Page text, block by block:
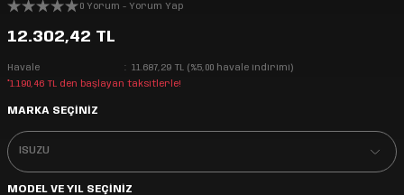
0 Yorum - Yorum Yap
12.302,42 TL
Havale
11.687,29 TL (%5,00 havale indirimi)
*1.190,46 TL den başlayan taksitlerle!
MARKA SEÇİNİZ
MODEL VE YIL SEÇİNİZ